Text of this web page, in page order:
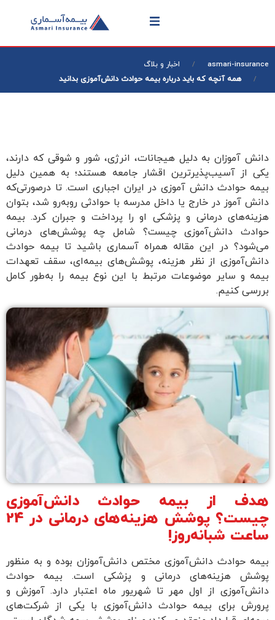
asmari-insurance اخبار و بلاگ
همه آنچه که باید درباره بیمه حوادث دانش‌آموزی بدانید
دانش آموزان به دلیل هیجانات، انرژی، شور و شوقی که دارند،
یکی از آسیب‌پذیرترین اقشار جامعه هستند؛ به همین دلیل
بیمه حوادث دانش آموزی در ایران اجباری است. تا درصورتی‌که
دانش آموز در خارج یا داخل مدرسه با حوادثی روبه‌رو شد، بتوان
هزینه‌های درمانی و پزشکی او را پرداخت و جبران کرد. بیمه
حوادث دانش‌آموزی چیست؟ شامل چه پوشش‌های درمانی
می‌شود؟ در این مقاله همراه آسماری باشید تا بیمه حوادث
دانش‌آموزی از نظر هزینه، پوشش‌های بیمه‌ای، سقف تعهدات
بیمه و سایر موضوعات مرتبط با این نوع بیمه را به‌طور کامل
بررسی ‌کنیم.
هدف از بیمه حوادث دانش‌آموزی
چیست؟ پوشش هزینه‌های درمانی در 24
ساعت شبانه‌روز!
بیمه حوادث دانش‌آموزی مختص دانش‌آموزان بوده و به منظور
پوشش هزینه‌های درمانی و پزشکی است. بیمه حوادث
دانش‌آموزی از اول مهر تا شهریور ماه اعتبار دارد. آموزش و
پرورش برای بیمه حوادث دانش‌آموزی با یکی از شرکت‌های